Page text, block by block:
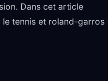
Dans cet article
tennis et roland-garros